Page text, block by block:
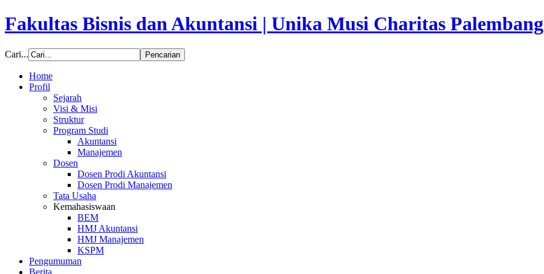
Fakultas Bisnis dan Akuntansi | Unika Musi Charitas Palembang
Cari...
Home
Profil
Sejarah
Visi & Misi
Struktur
Program Studi
Akuntansi
Manajemen
Dosen
Dosen Prodi Akuntansi
Dosen Prodi Manajemen
Tata Usaha
Kemahasiswaan
BEM
HMJ Akuntansi
HMJ Manajemen
KSPM
Pengumuman
Berita